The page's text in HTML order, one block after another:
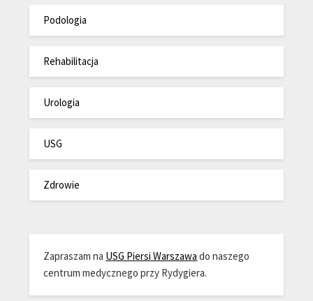
Podologia
Rehabilitacja
Urologia
USG
Zdrowie
Zapraszam na USG Piersi Warszawa do naszego
centrum medycznego przy Rydygiera.